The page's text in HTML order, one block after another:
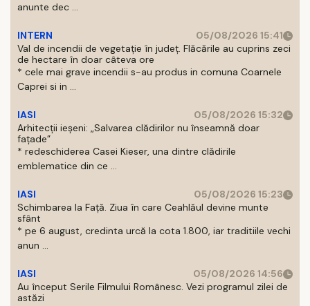
anunte dec ...
INTERN
05/08/2026 15:41
Val de incendii de vegetație în județ. Flăcările au cuprins zeci
de hectare în doar câteva ore
* cele mai grave incendii s-au produs in comuna Coarnele
Caprei si in ...
IASI
05/08/2026 15:32
Arhitecții ieșeni: „Salvarea clădirilor nu înseamnă doar
fațade”
* redeschiderea Casei Kieser, una dintre clădirile
emblematice din ce ...
IASI
05/08/2026 15:23
Schimbarea la Față. Ziua în care Ceahlăul devine munte
sfânt
* pe 6 august, credinta urcă la cota 1.800, iar traditiile vechi
anun ...
IASI
05/08/2026 14:56
Au început Serile Filmului Românesc. Vezi programul zilei de
astăzi